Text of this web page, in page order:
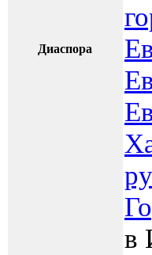
Диаспора
в